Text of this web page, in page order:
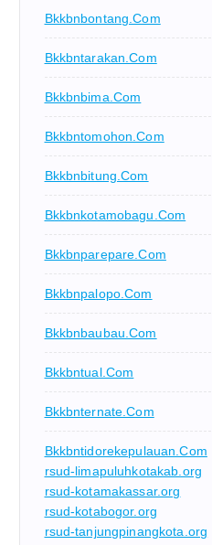
Bkkbnbontang.com
Bkkbntarakan.com
Bkkbnbima.com
Bkkbntomohon.com
Bkkbnbitung.com
Bkkbnkotamobagu.com
Bkkbnparepare.com
Bkkbnpalopo.com
Bkkbnbaubau.com
Bkkbntual.com
Bkkbnternate.com
Bkkbntidorekepulauan.com
rsud-limapuluhkotakab.org
rsud-kotamakassar.org
rsud-kotabogor.org
rsud-tanjungpinangkota.org